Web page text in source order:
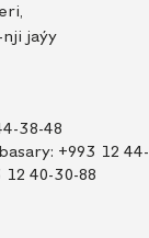
nji jaýy
38-48
+993 12
12 40-30-88